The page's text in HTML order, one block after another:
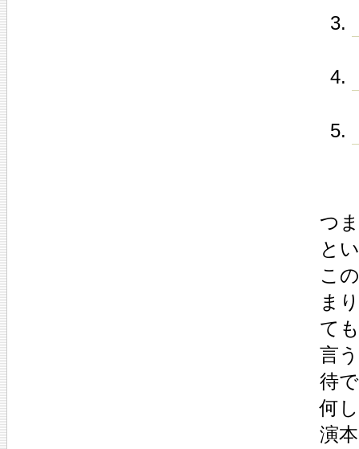
つ
と
こ
ま
て
言
待
何
演